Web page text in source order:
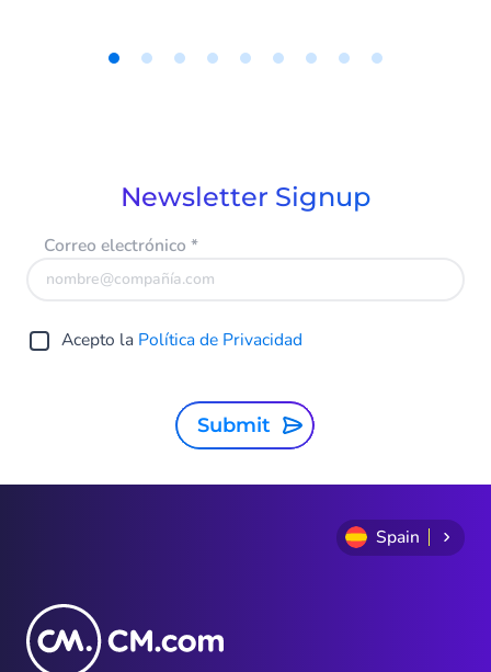
agentes de IA que vuelve dinámicos los
mientras escala la experiencia del cliente y
se optimiza la productividad.
Newsletter Signup
Correo electrónico *
Acepto la Política de Privacidad
Submit
Spain